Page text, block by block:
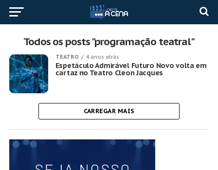
Todos os posts "programação teatral"
TEATRO 4 anos atrás
Espetáculo Admirável Futuro Novo volta em
cartaz no Teatro Cleon Jacques
CARREGAR MAIS